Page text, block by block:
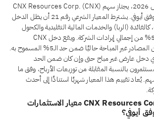
نعم، اعتبارًا من أغسطس 2026، يجتاز سهم CNX Resources Corp. (CNX)
معيار الدخل غير المباح وفق أيوفي. يشترط المعيار الشرعي رقم 21 أن يظل الدخل
(الربا) والخدمات المالية التقليدية والكحول
والقمار والتبغ، أقل من 5% من إجمالي إيرادات الشركة. ويقع دخل CNX
Resources Corp. من المصادر غير المباحة حاليًا ضمن حد الـ5% المسموح به.
دخل عارض غير مباح حتى وإن كان ضمن الحد
بالنسبة المقابلة من توزيعات الأرباح، وفق ما
يُعاد تقييم هذا المعيار شهريًا استنادًا إلى أحدث
هل يجتاز CNX Resources Corp. CNX معيار الاستثمارات
أيوفي؟